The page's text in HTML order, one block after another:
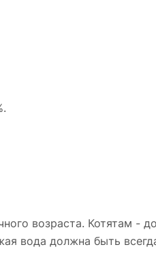
возраста. Котятам -
вода должна быть